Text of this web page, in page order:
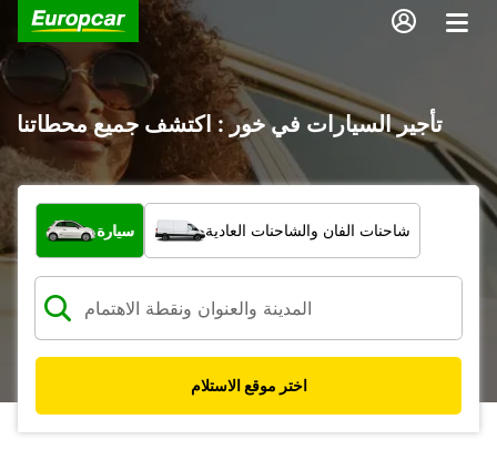
تأجير السيارات في خور : اكتشف جميع محطاتنا
ما نوع المركبة؟
سيارة شاحنات الفان والشاحنات العادية
اختر موقع الاستلام